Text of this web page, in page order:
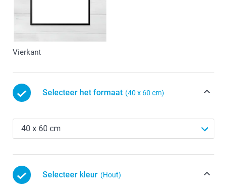
Vierkant
Selecteer het formaat (40 x 60 cm)
Selecteer kleur (Hout)